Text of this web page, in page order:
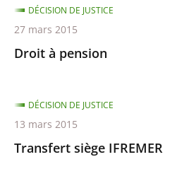
Droit à pension
DÉCISION DE JUSTICE
27 mars 2015
Transfert siège IFREMER
DÉCISION DE JUSTICE
13 mars 2015